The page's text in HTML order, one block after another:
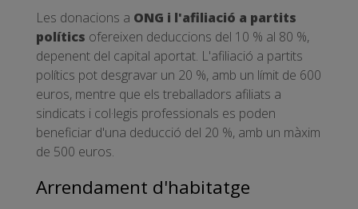
Les donacions a ONG i l'afiliació a partits
polítics ofereixen deduccions del 10 % al 80 %,
depenent del capital aportat. L'afiliació a partits
polítics pot desgravar un 20 %, amb un límit de 600
euros, mentre que els treballadors afiliats a
sindicats i col·legis professionals es poden
beneficiar d'una deducció del 20 %, amb un màxim
de 500 euros.
Arrendament d'habitatge